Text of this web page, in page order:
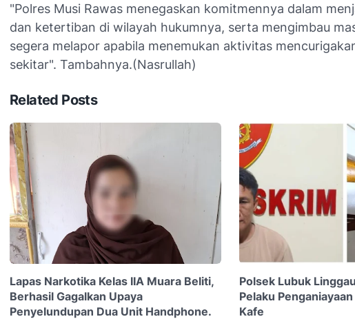
"Polres Musi Rawas menegaskan komitmennya dalam
dan ketertiban di wilayah hukumnya, serta mengimbau
segera melapor apabila menemukan aktivitas
sekitar". Tambahnya.(Nasrullah)
Related Posts
Lapas Narkotika Kelas IIA Muara Beliti,
Berhasil Gagalkan Upaya
Penyelundupan Dua Unit Handphone.
Polsek Lubuk
Pelaku
Kafe